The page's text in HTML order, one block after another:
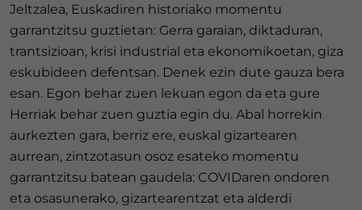
Jeltzalea, Euskadiren historiako momentu
garrantzitsu guztietan: Gerra garaian, diktaduran,
trantsizioan, krisi industrial eta ekonomikoetan, giza
eskubideen defentsan. Denek ezin dute gauza bera
esan. Egon behar zuen lekuan egon da eta gure
Herriak behar zuen guztia egin du. Abal horrekin
aurkezten gara, berriz ere, euskal gizartearen
aurrean, zintzotasun osoz esateko momentu
garrantzitsu batean gaudela: COVIDaren ondoren
eta osasunerako, gizartearentzat eta alderdi